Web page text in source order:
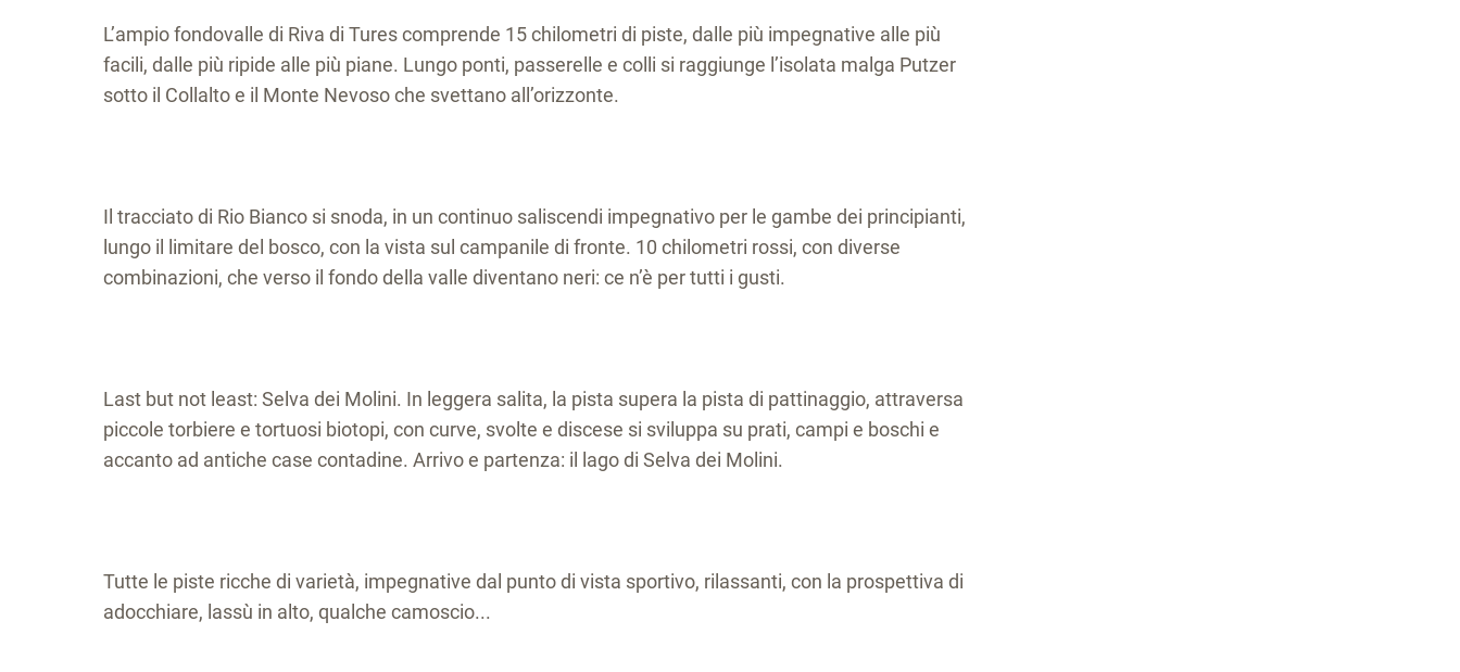
L’ampio fondovalle di Riva di Tures comprende 15 chilometri di piste, dalle più impegnative alle più
facili, dalle più ripide alle più piane. Lungo ponti, passerelle e colli si raggiunge l’isolata malga Putzer
sotto il Collalto e il Monte Nevoso che svettano all’orizzonte.
Il tracciato di Rio Bianco si snoda, in un continuo saliscendi impegnativo per le gambe dei principianti,
lungo il limitare del bosco, con la vista sul campanile di fronte. 10 chilometri rossi, con diverse
combinazioni, che verso il fondo della valle diventano neri: ce n’è per tutti i gusti.
Last but not least: Selva dei Molini. In leggera salita, la pista supera la pista di pattinaggio, attraversa
piccole torbiere e tortuosi biotopi, con curve, svolte e discese si sviluppa su prati, campi e boschi e
accanto ad antiche case contadine. Arrivo e partenza: il lago di Selva dei Molini.
Tutte le piste ricche di varietà, impegnative dal punto di vista sportivo, rilassanti, con la prospettiva di
adocchiare, lassù in alto, qualche camoscio...